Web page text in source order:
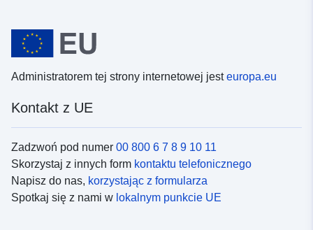
Administratorem tej strony internetowej jesteuropa.eu
Kontakt z UE
Zadzwoń pod numer 00 800 6 7 8 9 10 11
Skorzystaj z innych form kontaktu telefonicznego
Napisz do nas, korzystając z formularza
Spotkaj się z nami w lokalnym punkcie UE